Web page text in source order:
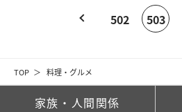
TOP 料理・グルメ
502 503
家族・人間関係